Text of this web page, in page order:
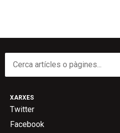
XARXES
Twitter
Facebook